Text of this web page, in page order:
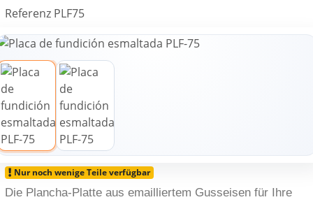
Referenz PLF75
Nur noch wenige Teile verfügbar
Die Plancha-Platte aus emailliertem Gusseisen für Ihre